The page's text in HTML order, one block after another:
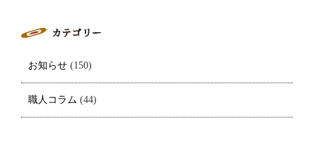
お知らせ (150)
職人コラム (44)